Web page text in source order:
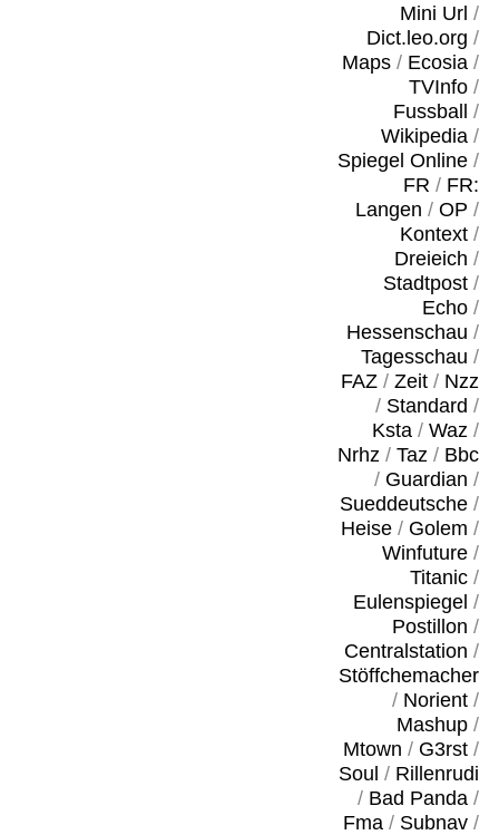
Mini Url /
Dict.leo.org /
Maps/ Ecosia/
TVInfo/
Fussball
/
Wikipedia/
Spiegel Online/
FR / FR:
Langen / OP /
Kontext/
Dreieich /
Stadtpost/
Echo/
Hessenschau /
Tagesschau /
FAZ/ Zeit/ Nzz
/ Standard /
Ksta/ Waz/
Nrhz/ Taz/ Bbc
/ Guardian /
Sueddeutsche/
Heise/ Golem /
Winfuture/
Titanic/
Eulenspiegel /
Postillon /
Centralstation /
Stöffchemacher
/ Norient/
Mashup/
Mtown / G3rst/
Soul / Rillenrudi
/ Bad Panda/
Fma/ Subnav/